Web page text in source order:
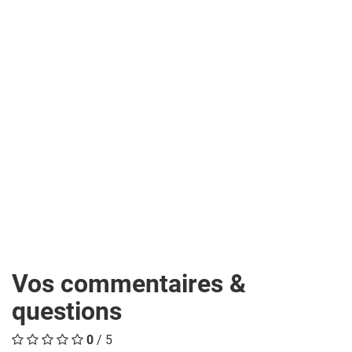
Vos commentaires &
questions
0 / 5